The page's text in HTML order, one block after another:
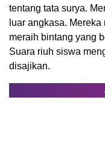
tentang tata surya.
luar angkasa.
meraih bintang yang
Suara riuh siswa
disajikan.